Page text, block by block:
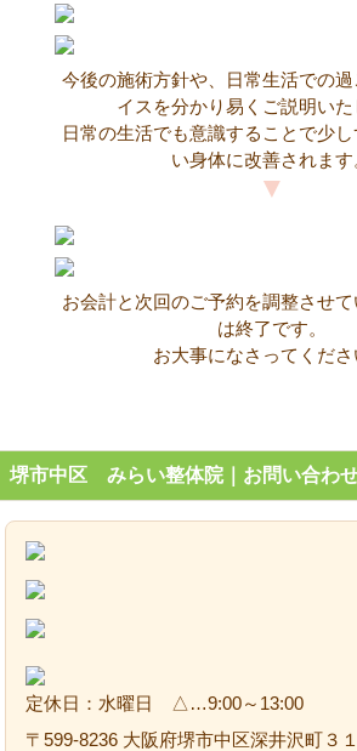
今後の施術方針や、日常生活での
イスを分かり易くご説明いた
日常の生活でも意識することで少
い身体に改善されます
お会計と次回のご予約を調整させ
は終了です。
お大事になさってくださ
堺市中区 みらい整体院｜お問い合わ
定休日：水曜日 △…9:00～13:00
〒599-8236 大阪府堺市中区深井沢町３